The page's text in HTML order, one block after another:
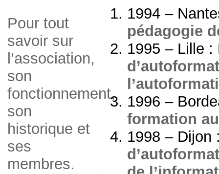
Pour tout
savoir sur
l’association,
son
fonctionnement,
son
historique et
ses
membres.
1994 –
pédagogie
1995 – Lille :
1996 –
formation
1998 – Dijon